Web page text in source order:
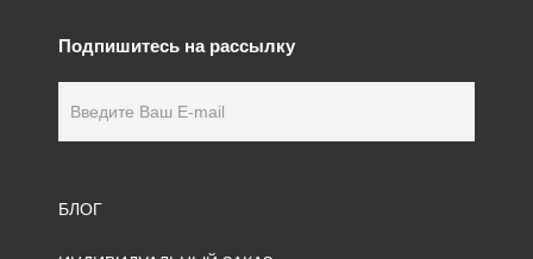
БЛОГ
Подпишитесь на рассылку